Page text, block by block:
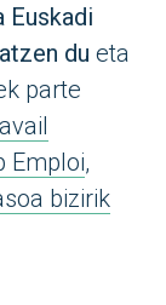
Euskadi
du eta
parte
Emploi,
bizirik